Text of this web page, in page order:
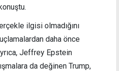
ilgisi olmadığını
daha önce
Jeffrey Epstein
da değinen Trump,